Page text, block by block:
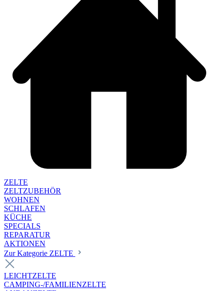
ZELTE
ZELTZUBEHÖR
WOHNEN
SCHLAFEN
KÜCHE
SPECIALS
REPARATUR
AKTIONEN
Zur Kategorie ZELTE
LEICHTZELTE
CAMPING-/FAMILIENZELTE